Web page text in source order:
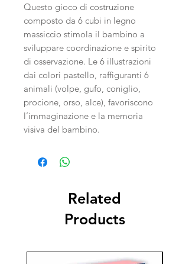
Questo gioco di costruzione
composto da 6 cubi in legno
massiccio stimola il bambino a
sviluppare coordinazione e spirito
di osservazione. Le 6 illustrazioni
dai colori pastello, raffiguranti 6
animali (volpe, gufo, coniglio,
procione, orso, alce), favoriscono
l’immaginazione e la memoria
visiva del bambino.
Related
Products